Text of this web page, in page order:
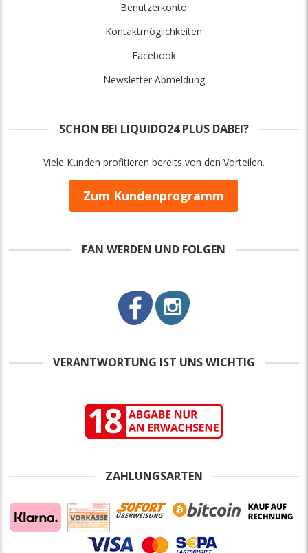
Benutzerkonto
Kontaktmöglichkeiten
Facebook
Newsletter Abmeldung
SCHON BEI LIQUIDO24 PLUS DABEI?
Viele Kunden profitieren bereits von den Vorteilen.
Zum Kundenprogramm
FAN WERDEN UND FOLGEN
VERANTWORTUNG IST UNS WICHTIG
ZAHLUNGSARTEN